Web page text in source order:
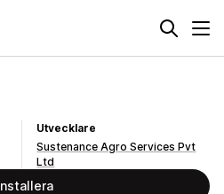
Utvecklare
Sustenance Agro Services Pvt
Ltd